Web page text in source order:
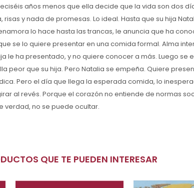
años menos que ella decide que la vida son dos
y nada de promesas. Lo ideal. Hasta que su hija
lo hace hasta las trancas, le anuncia que ha
se lo quiere presentar en una comida formal. Alma
le ha presentado, y no quiere conocer a más. Luego se
peor que su hija. Pero Natalia se empeña. Quiere
Pero el día que llega la esperada comida, lo
al revés. Porque el corazón no entiende de normas
verdad, no se puede ocultar.
QUE TE PUEDEN INTERESAR